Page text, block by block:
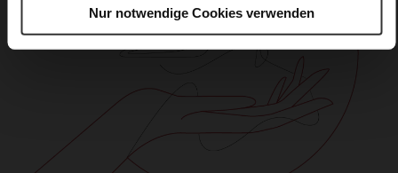
Nur notwendige Cookies verwenden